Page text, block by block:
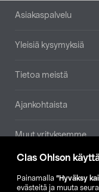
Clas Ohlson
Painamalla ”Hyväksy
evästeitä ja muuta
Alatunniste
Asiakaspalvelu
Yleisiä kysymyksiä
Tietoa meistä
Ajankohtaista
Muut yrityksemme